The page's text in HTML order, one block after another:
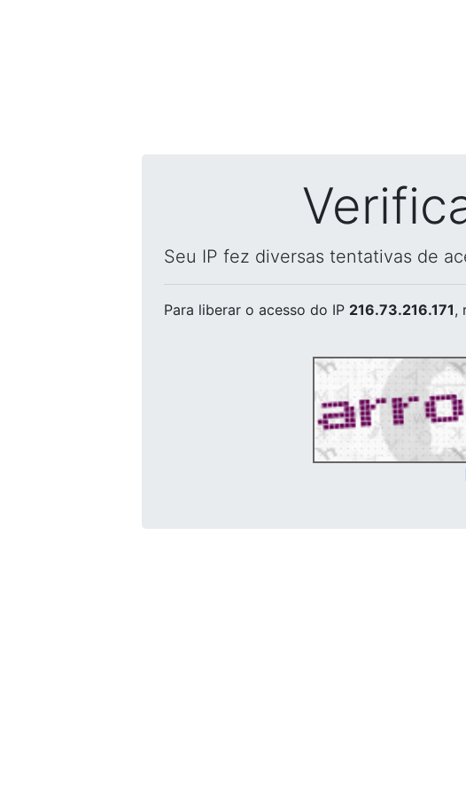
Seu IP fez diversas tentativas de
Para liberar o acesso do IP 216.73.216.171,